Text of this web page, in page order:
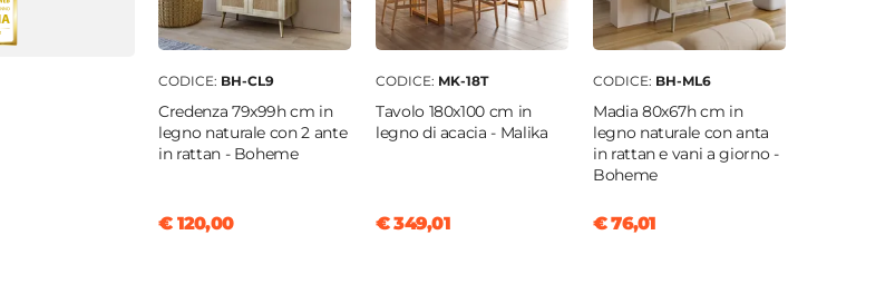
CODICE: BH-CL9
Credenza 79x99h cm in
legno naturale con 2 ante
in rattan - Boheme
€ 120,00
CODICE: MK-18T
Tavolo 180x100 cm in
legno di acacia - Malika
€ 349,01
CODICE: BH-ML6
Madia 80x67h cm in
legno naturale con anta
in rattan e vani a giorno -
Boheme
€ 76,01